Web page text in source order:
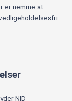
er nemme at
NID